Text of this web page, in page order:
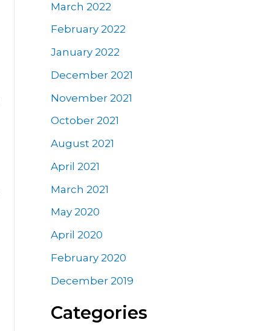
March 2022
February 2022
January 2022
December 2021
November 2021
October 2021
August 2021
April 2021
March 2021
May 2020
April 2020
February 2020
December 2019
Categories